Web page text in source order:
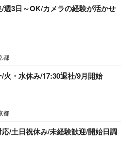
週3日～OK/カメラの経験が活かせ
都
・水休み/17:30退社/9月開始
都
/土日祝休み/未経験歓迎/開始日調